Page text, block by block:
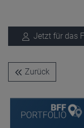
Jetzt für das
Zurück
Zweck
Ablauf
1 Jahr